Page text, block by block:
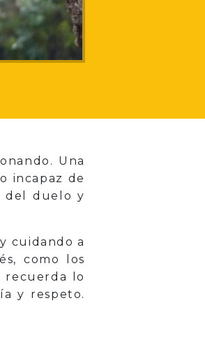
Una
incapaz de
del duelo y
cuidando a
como los
recuerda lo
y respeto.